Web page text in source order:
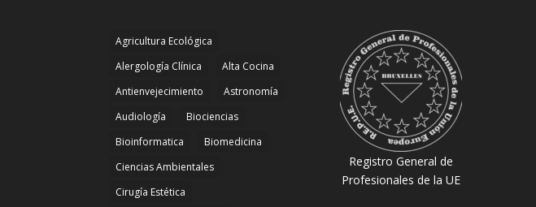
Agricultura Ecológica
Alergología Clínica
Alta Cocina
Antienvejecimiento
Astronomía
Audiología
Biociencias
Bioinformatica
Biomedicina
Ciencias Ambientales
Cirugía Estética
Registro General de
Profesionales de la UE